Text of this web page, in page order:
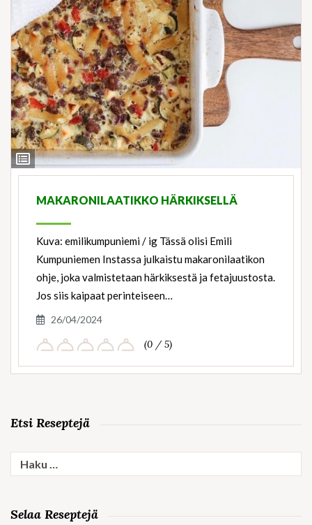
View
Ingredients
MAKARONILAATIKKO HÄRKIKSELLÄ
Kuva: emilikumpuniemi / ig Tässä olisi Emili
Kumpuniemen Instassa julkaistu makaronilaatikon
ohje, joka valmistetaan härkiksestä ja fetajuustosta.
Jos siis kaipaat perinteiseen…
26/04/2024
(0 / 5)
Etsi Reseptejä
Haku:
Selaa Reseptejä